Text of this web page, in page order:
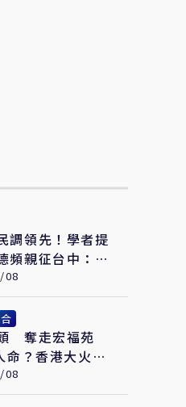
調領先！學者提
頻親征台中：應
這部分」
08
奪走宏福苑
命？香港大火調
串失守的防線
08